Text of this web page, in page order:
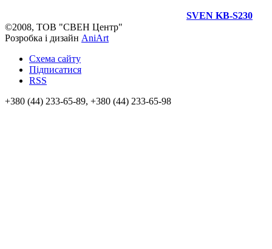
SVEN KB-S230
©2008, ТОВ "СВЕН Центр"
Розробка і дизайн AniArt
Схема сайту
Підписатися
RSS
+380 (44) 233-65-89, +380 (44) 233-65-98